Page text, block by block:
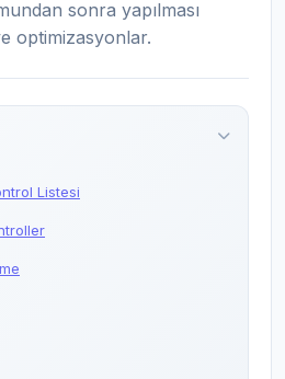
sonra yapılması
optimizasyonlar.
Listesi